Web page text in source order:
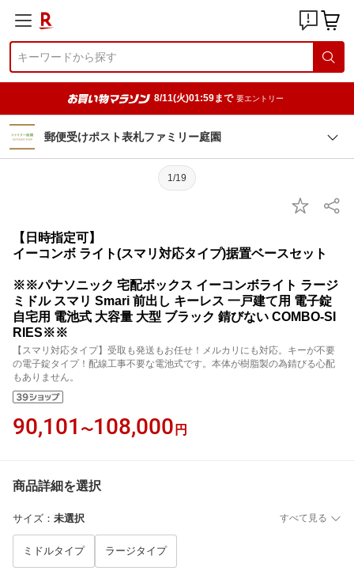
8/11(火)01:59まで 要エントリー
郵便受けポスト表札ファミリー庭園
1/19
【日時指定可】
イーコンボ ライト(スマリ対応タイプ)据置ベースセット
※※パナソニック 宅配ボックス イーコンボライト ラージ
ミドル スマリ Smari 前出し キーレス 一戸建て用 電子錠
自宅用 電池式 大容量 大型 ブラック 錆びない COMBO-SI
RIES※※
【スマリ対応タイプ】受取も発送もお任せ！メルカリにも対応。キーが不要
の電子錠タイプ！配線工事不要な電池式です。本体が樹脂製の為錆びる心配
もありません。
90,101 〜108,000 円
商品詳細を選択
サイズ ： 未選択 すべて見る
ミドルタイプ ラージタイプ